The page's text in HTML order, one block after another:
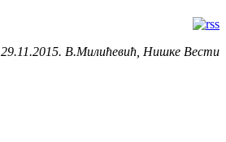
29.11.2015. В.Милићевић, Нишке Вести